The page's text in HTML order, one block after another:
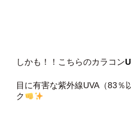
しかも！！こちらのカラコン
目に有害な紫外線UVA（83％
ク